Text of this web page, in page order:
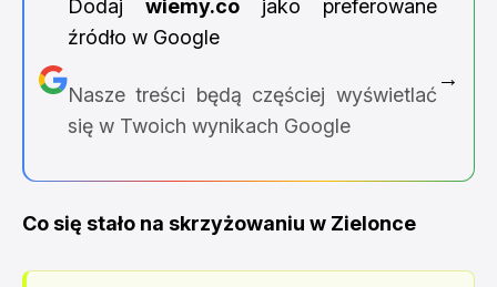
Dodaj wiemy.cojako preferowane
źródło w Google
Nasze treści będą częściej wyświetlać
się w Twoich wynikach Google
→
Co się stało na skrzyżowaniu w Zielonce